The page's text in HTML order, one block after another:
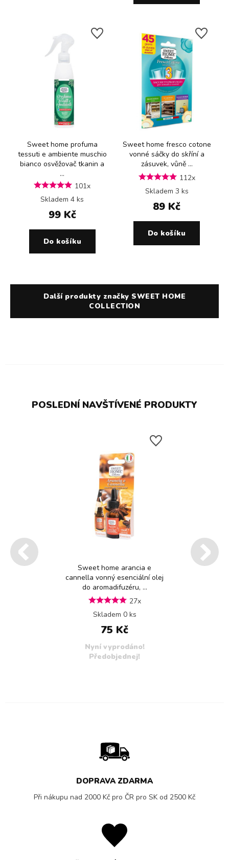
Sweet home profuma
tessuti e ambiente muschio
bianco osvěžovač tkanin a
...
101x
Skladem 4 ks
99 Kč
Do košíku
Sweet home fresco cotone
vonné sáčky do skříní a
zásuvek, vůně ...
112x
Skladem 3 ks
89 Kč
Do košíku
Další produkty značky SWEET HOME
COLLECTION
POSLEDNÍ NAVŠTÍVENÉ PRODUKTY
Sweet home arancia e
cannella vonný esenciální olej
do aromadifuzéru, ...
27x
Skladem 0 ks
75 Kč
Nyní vyprodáno!
Předobjednej!
DOPRAVA ZDARMA
Při nákupu nad 2000 Kč pro ČR pro SK od 2500 Kč